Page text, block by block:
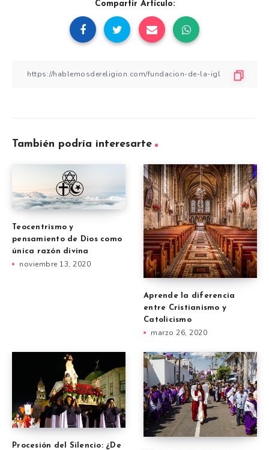
Compartir Artículo:
También podría interesarte
Teocentrismo y
pensamiento de Dios como
única razón divina
noviembre 13, 2020
Aprende la diferencia
entre Cristianismo y
Catolicismo
marzo 26, 2020
Procesión del Silencio: ¿De